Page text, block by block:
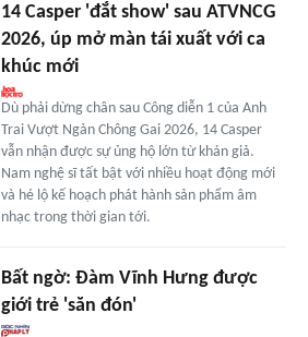
14 Casper 'đắt show' sau ATVNCG
2026, úp mở màn tái xuất với ca
khúc mới
Dù phải dừng chân sau Công diễn 1 của Anh
Trai Vượt Ngàn Chông Gai 2026, 14 Casper
vẫn nhận được sự ủng hộ lớn từ khán giả.
Nam nghệ sĩ tất bật với nhiều hoạt động mới
và hé lộ kế hoạch phát hành sản phẩm âm
nhạc trong thời gian tới.
Bất ngờ: Đàm Vĩnh Hưng được
giới trẻ 'săn đón'